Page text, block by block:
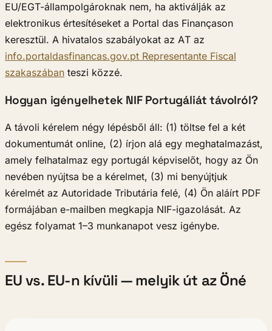
EU/EGT-állampolgároknak nem, ha aktiválják az
elektronikus értesítéseket a Portal das Finançason
keresztül. A hivatalos szabályokat az AT az
info.portaldasfinancas.gov.pt Representante Fiscal
szakaszában teszi közzé.
Hogyan igényelhetek NIF Portugáliát távolról?
A távoli kérelem négy lépésből áll: (1) töltse fel a két
dokumentumát online, (2) írjon alá egy meghatalmazást,
amely felhatalmaz egy portugál képviselőt, hogy az Ön
nevében nyújtsa be a kérelmet, (3) mi benyújtjuk
kérelmét az Autoridade Tributária felé, (4) Ön aláírt PDF
formájában e-mailben megkapja NIF-igazolását. Az
egész folyamat 1–3 munkanapot vesz igénybe.
EU vs. EU-n kívüli — melyik út az Öné